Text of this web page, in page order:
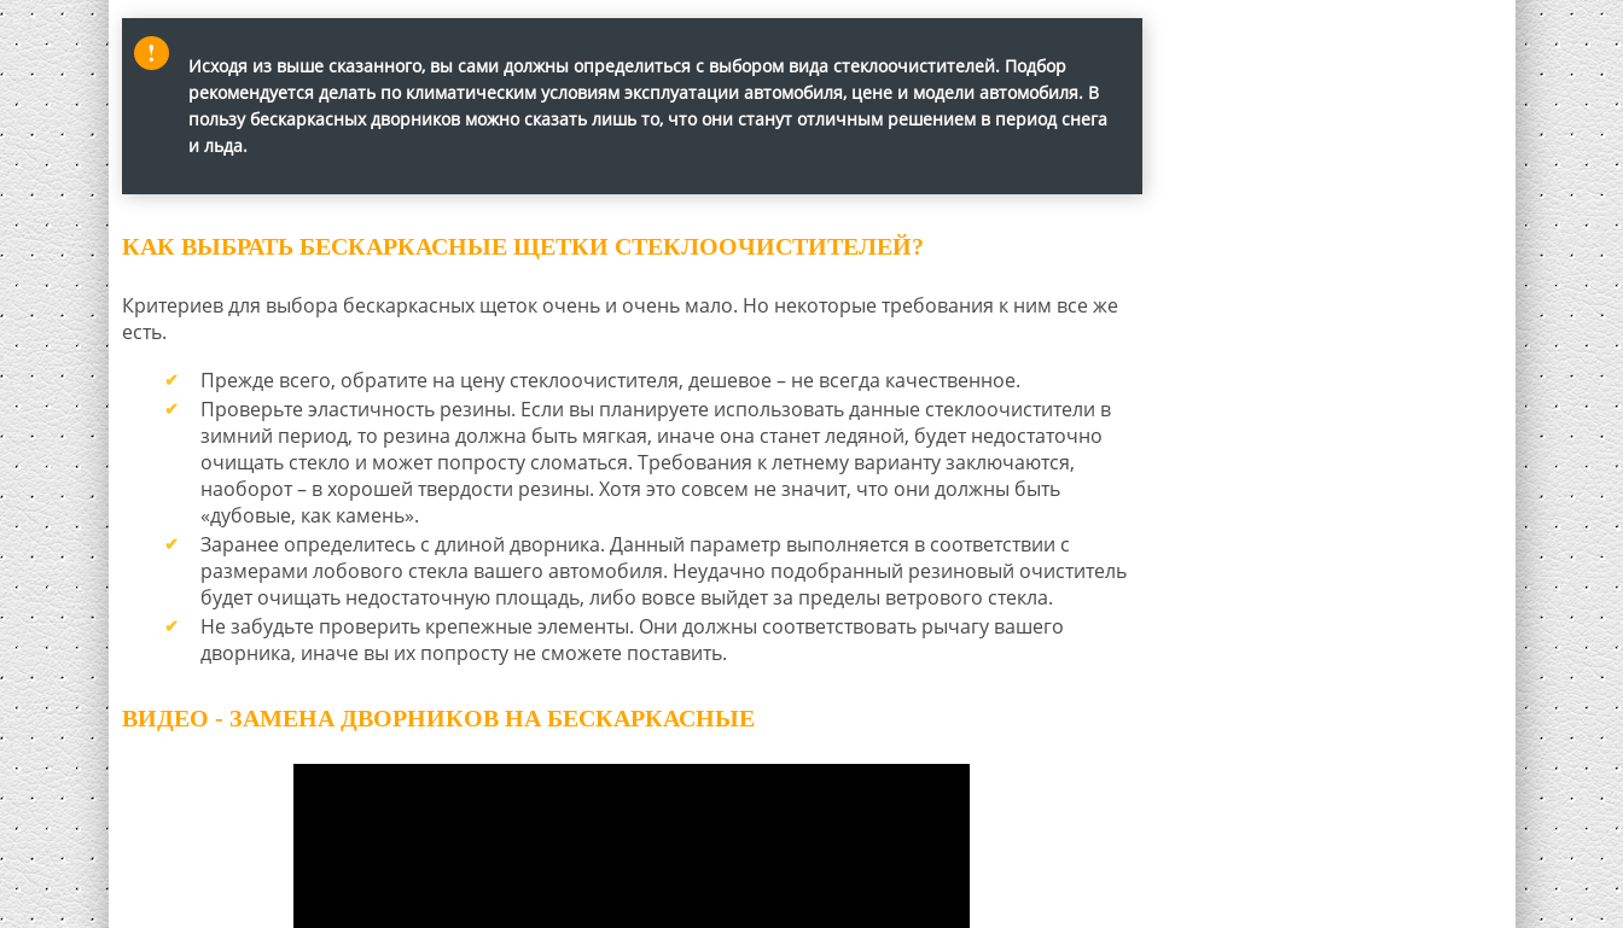
Исходя из выше сказанного, вы сами должны определиться с выбором вида стеклоочистителей. Подбор
рекомендуется делать по климатическим условиям эксплуатации автомобиля, цене и модели автомобиля. В
пользу бескаркасных дворников можно сказать лишь то, что они станут отличным решением в период снега
и льда.
КАК ВЫБРАТЬ БЕСКАРКАСНЫЕ ЩЕТКИ СТЕКЛООЧИСТИТЕЛЕЙ?
Критериев для выбора бескаркасных щеток очень и очень мало. Но некоторые требования к ним все же
есть.
Прежде всего, обратите на цену стеклоочистителя, дешевое – не всегда качественное.
Проверьте эластичность резины. Если вы планируете использовать данные стеклоочистители в
зимний период, то резина должна быть мягкая, иначе она станет ледяной, будет недостаточно
очищать стекло и может попросту сломаться. Требования к летнему варианту заключаются,
наоборот – в хорошей твердости резины. Хотя это совсем не значит, что они должны быть
«дубовые, как камень».
Заранее определитесь с длиной дворника. Данный параметр выполняется в соответствии с
размерами лобового стекла вашего автомобиля. Неудачно подобранный резиновый очиститель
будет очищать недостаточную площадь, либо вовсе выйдет за пределы ветрового стекла.
Не забудьте проверить крепежные элементы. Они должны соответствовать рычагу вашего
дворника, иначе вы их попросту не сможете поставить.
ВИДЕО - ЗАМЕНА ДВОРНИКОВ НА БЕСКАРКАСНЫЕ